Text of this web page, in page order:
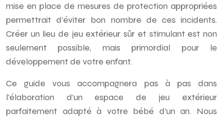
mise en place de mesures de protection appropriées
permettrait d’éviter bon nombre de ces incidents.
Créer un lieu de jeu extérieur sûr et stimulant est non
seulement possible, mais primordial pour le
développement de votre enfant.
Ce guide vous accompagnera pas à pas dans
l’élaboration d’un espace de jeu extérieur
parfaitement adapté à votre bébé d’un an. Nous